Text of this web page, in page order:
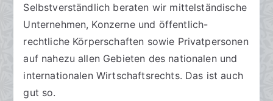
Selbstverständlich beraten wir mittelständische
Unternehmen, Konzerne und öffentlich-
rechtliche Körperschaften sowie Privatpersonen
auf nahezu allen Gebieten des nationalen und
internationalen Wirtschaftsrechts. Das ist auch
gut so.